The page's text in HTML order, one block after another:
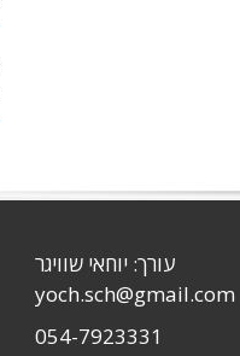
עורך: יוחאי שוויגר
yoch.sch@gmail.com
054-7923331